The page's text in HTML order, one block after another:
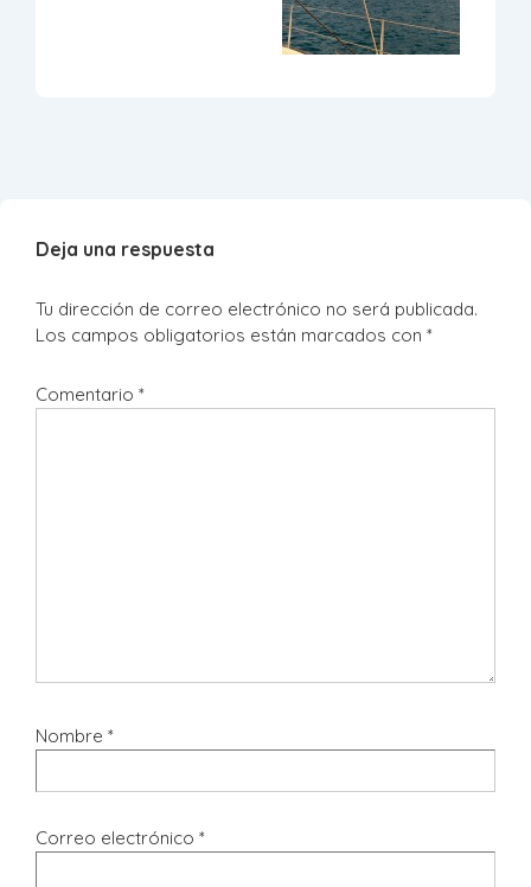
Deja una respuesta
Tu dirección de correo electrónico no será publicada.
Los campos obligatorios están marcados con *
Comentario *
Nombre *
Correo electrónico *